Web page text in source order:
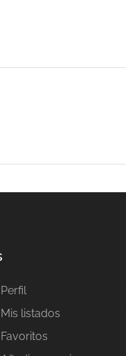
Perfil
Mis listados
Favoritos